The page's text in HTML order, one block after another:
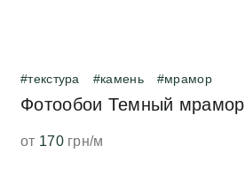
#текстура #камень #мрамор
Фотообои Темный мрамор
от 170грн/м